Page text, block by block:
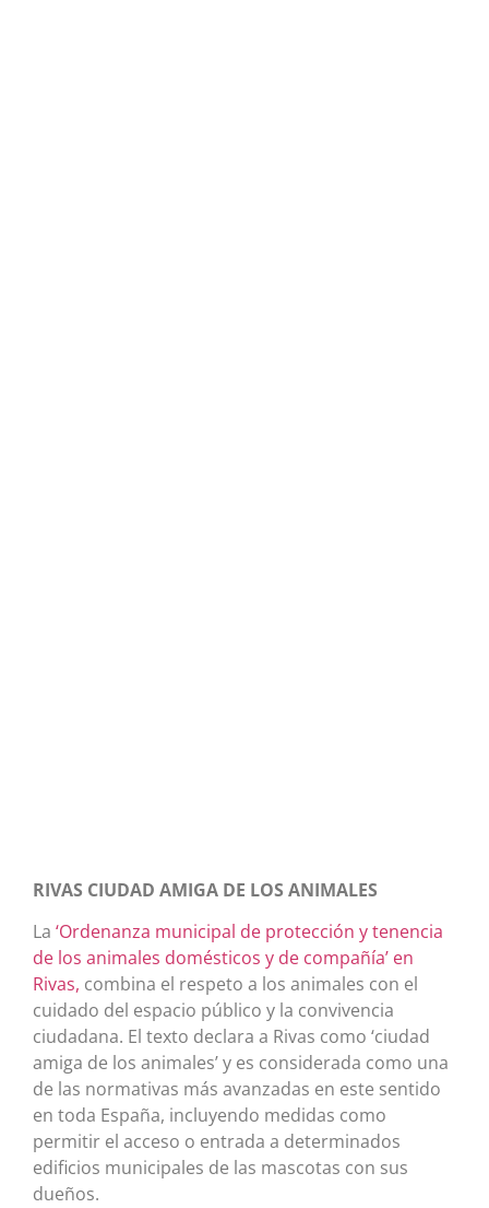
RIVAS CIUDAD AMIGA DE LOS ANIMALES
La ‘Ordenanza municipal de protección y tenencia
de los animales domésticos y de compañía’ en
Rivas, combina el respeto a los animales con el
cuidado del espacio público y la convivencia
ciudadana. El texto declara a Rivas como ‘ciudad
amiga de los animales’ y es considerada como una
de las normativas más avanzadas en este sentido
en toda España, incluyendo medidas como
permitir el acceso o entrada a determinados
edificios municipales de las mascotas con sus
dueños.